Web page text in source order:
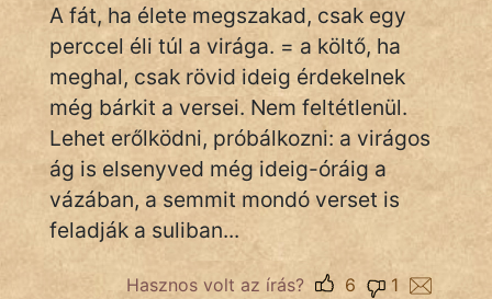
A fát, ha élete megszakad, csak egy
perccel éli túl a virága. = a költő, ha
meghal, csak rövid ideig érdekelnek
még bárkit a versei. Nem feltétlenül.
Lehet erőlködni, próbálkozni: a virágos
ág is elsenyved még ideig-óráig a
vázában, a semmit mondó verset is
feladják a suliban...
Hasznos volt az írás? 1
6